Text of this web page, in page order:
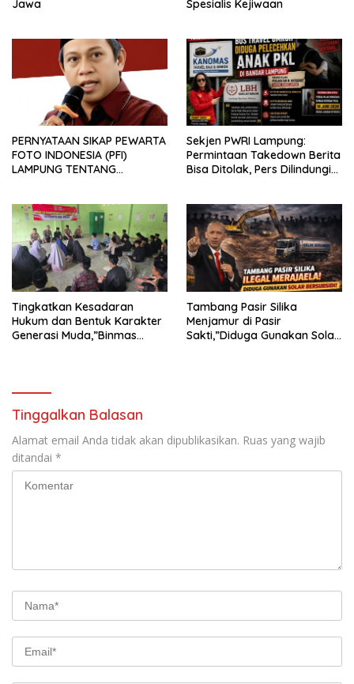
Jawa
Spesialis Kejiwaan
PERNYATAAN SIKAP PEWARTA
FOTO INDONESIA (PFI)
LAMPUNG TENTANG
TERHADAP JURNALIS DI
PENGADILAN NEGERI
TANJUNG KARANG.
Sekjen PWRI Lampung:
Permintaan Takedown Berita
Bisa Ditolak, Pers Dilindungi
Tingkatkan Kesadaran
Hukum dan Bentuk Karakter
Generasi Muda,”Binmas
Tambang Pasir Silika
Menjamur di Pasir
Sakti,”Diduga Gunakan Solar
Tinggalkan Balasan
Alamat email Anda tidak akan dipublikasikan. Ruas yang wajib
ditandai *